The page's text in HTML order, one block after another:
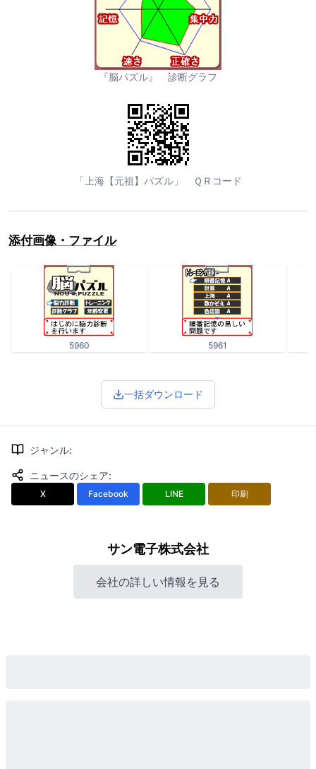
『脳パズル』 診断グラフ
「上海【元祖】パズル」 ＱＲコード
添付画像・ファイル
5960 5961
一括ダウンロード
ジャンル:
ニュースのシェア:
X Facebook LINE 印刷
サン電子株式会社
会社の詳しい情報を見る